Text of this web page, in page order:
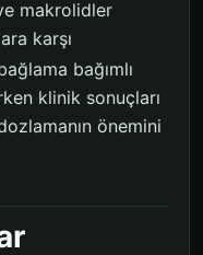
makrolidler
karşı
bağımlı
klinik sonuçları
önemini